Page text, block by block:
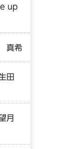
up
真希
田
月